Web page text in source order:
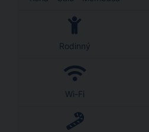
Rodinný
Wi-Fi